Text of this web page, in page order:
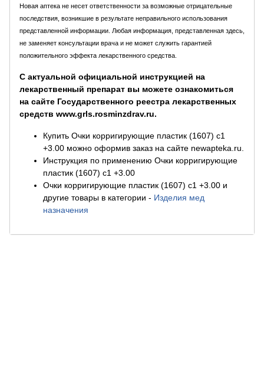
Новая аптека не несет ответственности за возможные отрицательные
последствия, возникшие в результате неправильного использования
представленной информации. Любая информация, представленная здесь,
не заменяет консультации врача и не может служить гарантией
положительного эффекта лекарственного средства.
С актуальной официальной инструкцией на
лекарственный препарат вы можете ознакомиться
на сайте Государственного реестра лекарственных
средств www.grls.rosminzdrav.ru.
Купить Очки корригирующие пластик (1607) с1
+3.00 можно оформив заказ на сайте newapteka.ru.
Инструкция по применению Очки корригирующие
пластик (1607) с1 +3.00
Очки корригирующие пластик (1607) с1 +3.00 и
другие товары в категории - Изделия мед
назначения